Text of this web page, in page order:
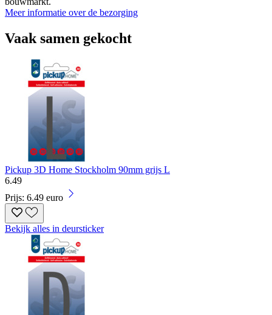
Meer informatie over de bezorging
Vaak samen gekocht
Pickup 3D Home Stockholm 90mm grijs L
6.49
Prijs: 6.49 euro
Bekijk alles in deursticker